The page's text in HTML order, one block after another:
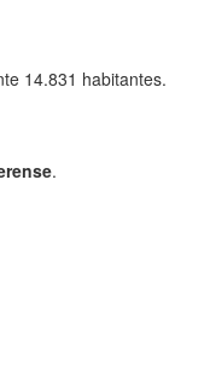
14.831 habitantes.
.